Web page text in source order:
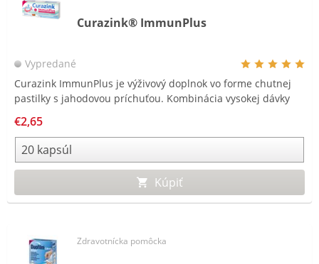
Curazink® ImmunPlus
Vypredané
Curazink ImmunPlus je výživový doplnok vo forme chutnej
pastilky s jahodovou príchuťou. Kombinácia vysokej dávky
hodnotou vitamínu C. Curazink ImmunPlus týmto
predstavuje hodnotný doplnok k vašej každodennej výžive.
€2,65
Kúpiť
Zdravotnícka pomôcka